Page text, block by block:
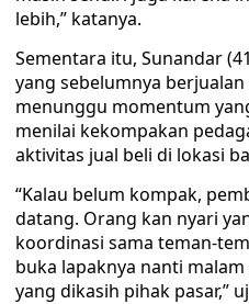
lebih,” katanya.
Sementara itu, Sunandar
yang sebelumnya berjualan
menunggu momentum
menilai kekompakan
aktivitas jual beli di lokasi
“Kalau belum kompak,
datang. Orang kan nyari
koordinasi sama teman-
buka lapaknya nanti
yang dikasih pihak pasar,”